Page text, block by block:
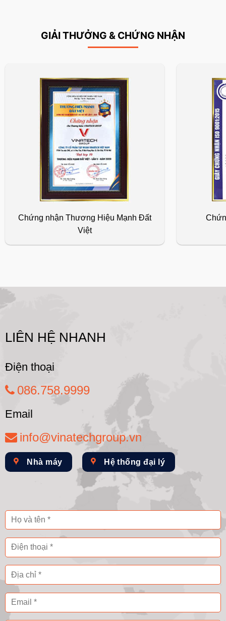
GIẢI THƯỞNG & CHỨNG NHẬN
Chứng nhận Thương Hiệu Mạnh Đất
Việt
LIÊN HỆ NHANH
Điện thoại
086.758.9999
Email
info@vinatechgroup.vn
Nhà máy Hệ thống đại lý